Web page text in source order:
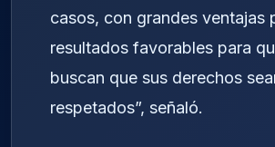
casos, con grandes ventajas
resultados favorables para
buscan que sus derechos
respetados”, señaló.